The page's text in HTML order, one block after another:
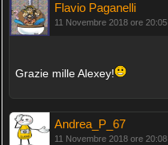
Flavio Paganelli
11 Novembre 2018 ore 20:05
Grazie mille Alexey!
Andrea_P_67
11 Novembre 2018 ore 20:08